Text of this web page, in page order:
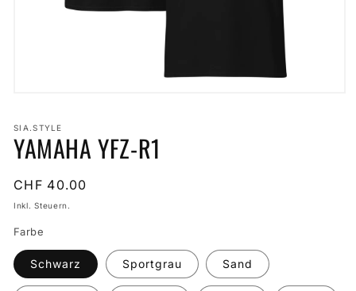
Modal
öffnen
SIA.STYLE
YAMAHA YFZ-R1
Normaler
Preis
CHF 40.00
Inkl. Steuern.
Farbe
Schwarz Sportgrau Sand